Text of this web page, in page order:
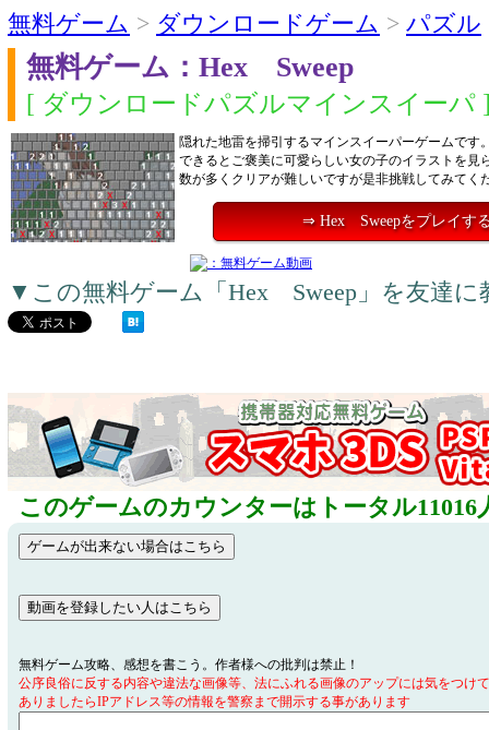
無料ゲーム > ダウンロードゲーム > パズル
無料ゲーム：Hex Sweep
[ ダウンロードパズルマインスイーパ
隠れた地雷を掃引するマインスイーパーゲームです
できるとご褒美に可愛らしい女の子のイラストを見
数が多くクリアが難しいですが是非挑戦してみてく
⇒ Hex Sweepをプレイす
▼この無料ゲーム「Hex Sweep」を友達に
このゲームのカウンターはトータル11016
無料ゲーム攻略、感想を書こう。作者様への批判は禁止！
公序良俗に反する内容や違法な画像等、法にふれる画像のアップには気をつけ
ありましたらIPアドレス等の情報を警察まで開示する事があります